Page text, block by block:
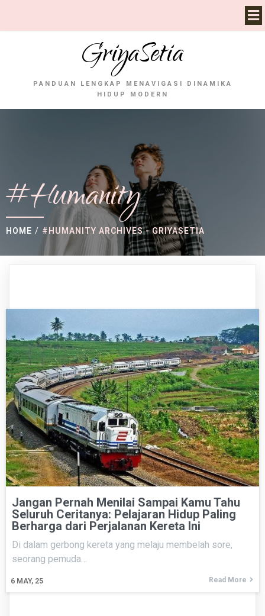
GriyaSetia
PANDUAN LENGKAP MENAVIGASI DINAMIKA
HIDUP MODERN
#Humanity
HOME / #HUMANITY ARCHIVES - GRIYASETIA
Jangan Pernah Menilai Sampai Kamu Tahu
Seluruh Ceritanya: Pelajaran Hidup Paling
Berharga dari Perjalanan Kereta Ini
6 MAY, 25
Di dalam gerbong kereta yang melaju membelah sore,
seorang pemuda…
Read More